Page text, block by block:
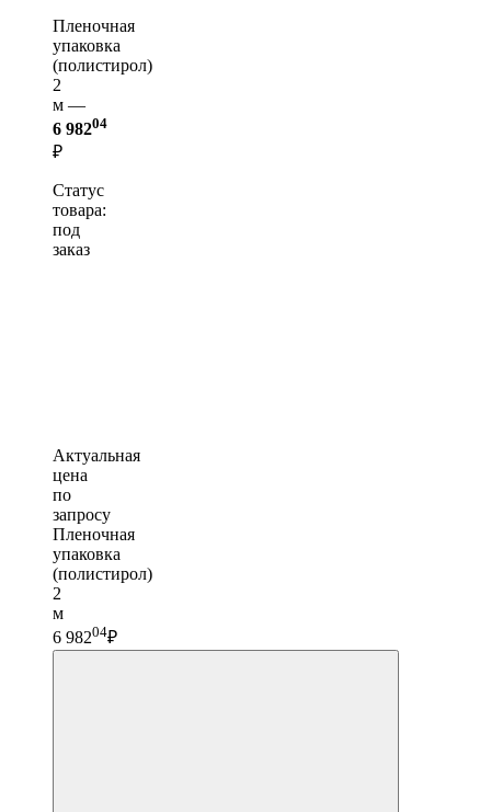
Пленочная
упаковка
(полистирол)
2
м —
6 98204
₽
Статус
товара:
под
заказ
Актуальная
цена
по
запросу
Пленочная
упаковка
(полистирол)
2
м
6 98204₽